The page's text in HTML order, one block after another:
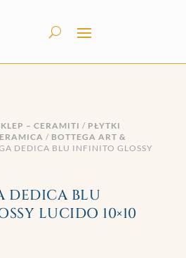
– CERAMITI / PŁYTKI
/ BOTTEGA ART &
DEDICA BLU INFINITO GLOSSY
DEDICA BLU
LUCIDO 10×10